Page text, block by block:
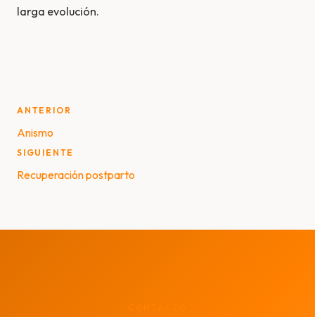
larga evolución.
Post
navigation
ANTERIOR
Anismo
SIGUIENTE
Recuperación postparto